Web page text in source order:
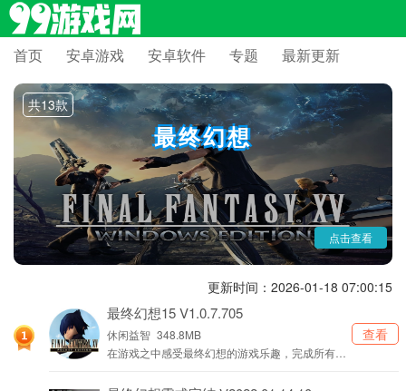
首页 安卓游戏 安卓软件 专题 最新更新
共13款
最终幻想
IP 长河，在移动端解锁多元幻想体验，无论是重温高清重制的史诗剧情，
还是闯荡原创衍生的全新世界，都能在魔法与勇气的交织中，续写属于你
的冒险传奇。
点击查看
更新时间：2026-01-18 07:00:15
最终幻想15 V1.0.7.705
休闲益智 348.8MB
在游戏之中感受最终幻想的游戏乐趣，完成所有的
查看